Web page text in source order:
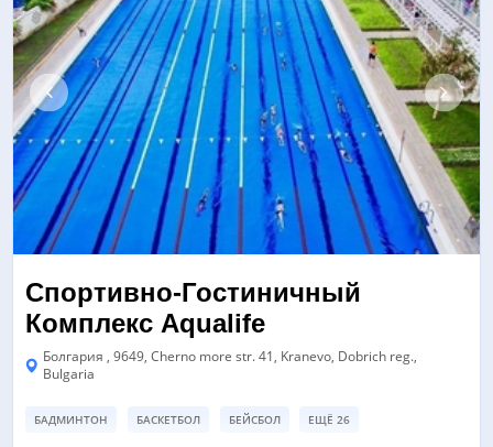
Спортивно-Гостиничный
Комплекс Aqualife
Болгария , 9649, Cherno more str. 41, Kranevo, Dobrich reg.,
Bulgaria
БАДМИНТОН БАСКЕТБОЛ БЕЙСБОЛ ЕЩЁ 26